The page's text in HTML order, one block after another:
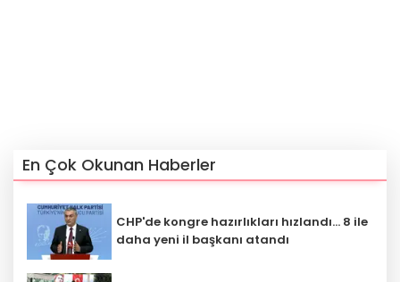
En Çok Okunan Haberler
CHP'de kongre hazırlıkları hızlandı... 8 ile
daha yeni il başkanı atandı